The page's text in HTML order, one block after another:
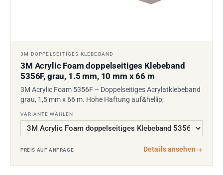
3M DOPPELSEITIGES KLEBEBAND
3M Acrylic Foam doppelseitiges Klebeband
5356F, grau, 1.5 mm, 10 mm x 66 m
3M Acrylic Foam 5356F – Doppelseitiges Acrylatklebeband
grau, 1,5 mm x 66 m. Hohe Haftung auf&hellip;
VARIANTE WÄHLEN
PREIS AUF ANFRAGE Details ansehen→